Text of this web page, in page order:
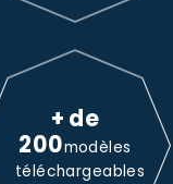
+ de
200modèles
téléchargeables